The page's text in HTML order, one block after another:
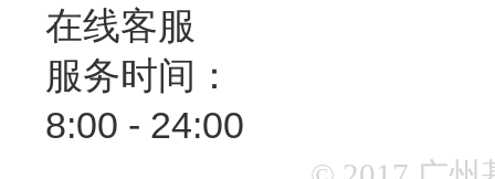
在线客服
服务时间：
8:00 - 24:00